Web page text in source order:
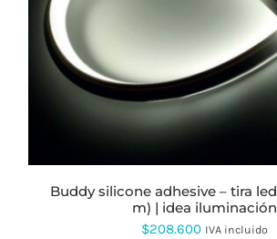
ESTE
PRODUCTO
TIENE
MÚLTIPLES
VARIANTES.
LAS
OPCIONES
PUEDEN
EN
LA
PÁGINA
buddy silicone adhesive – tira led ip67 12 w (5
m) | idea iluminación
$208.600 IVA incluido